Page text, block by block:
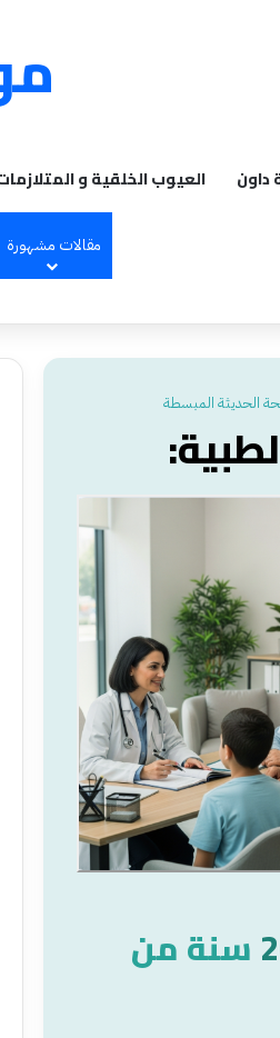
العيوب الخلقية و داون
مقالات مشهورة
الحديثة المبسطة
سنة من